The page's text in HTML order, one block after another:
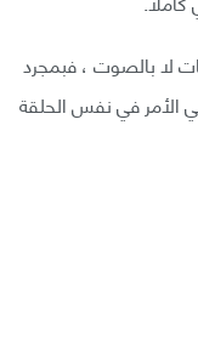
لا بالصوت ، فبمجرد
الأمر في نفس الحلقة